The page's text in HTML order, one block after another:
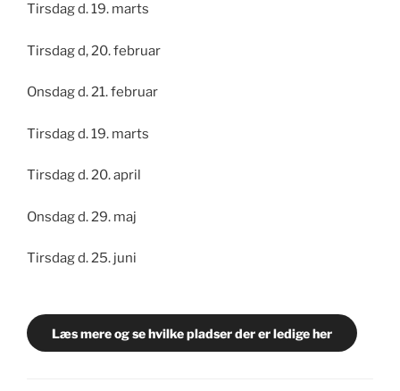
Tirsdag d. 19. marts
Tirsdag d, 20. februar
Onsdag d. 21. februar
Tirsdag d. 19. marts
Tirsdag d. 20. april
Onsdag d. 29. maj
Tirsdag d. 25. juni
Læs mere og se hvilke pladser der er ledige her